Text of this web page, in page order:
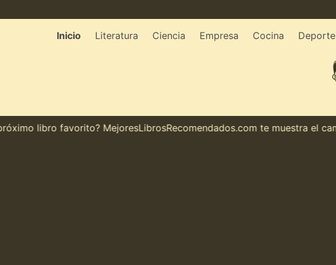
Inicio Literatura Ciencia Empresa Cocina Deporte
libro favorito? MejoresLibrosRecomendados.com te muestra el camino